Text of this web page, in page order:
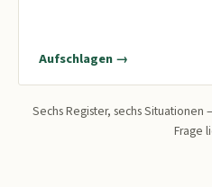
Aufschlagen →
Sechs Register, sechs
Frage